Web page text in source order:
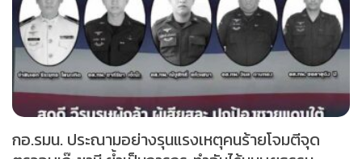
กอ.รมน. ประณามอย่างรุนแรงเหตุคนร้ายโจมตีจุด